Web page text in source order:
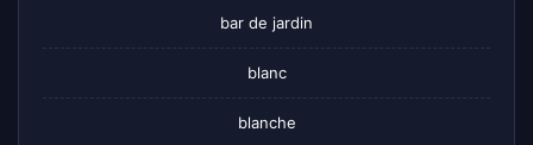
bar de jardin
blanc
blanche